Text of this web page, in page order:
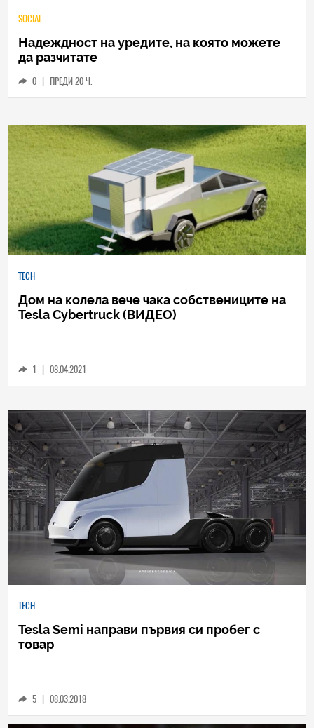
SOCIAL
Надеждност на уредите, на която можете
да разчитате
0 | ПРЕДИ 20 Ч.
TECH
Дом на колела вече чака собствениците на
Tesla Cybertruck (ВИДЕО)
1 | 08.04.2021
TECH
Tesla Semi направи първия си пробег с
товар
5 | 08.03.2018